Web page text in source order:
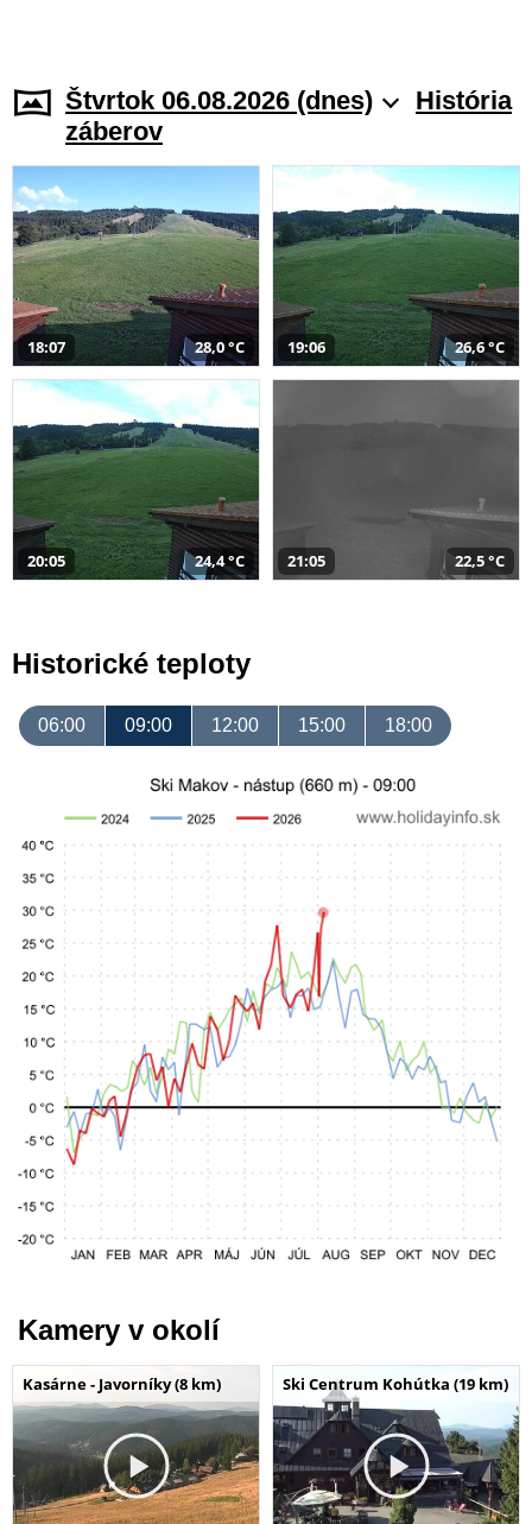
Štvrtok 06.08.2026 (dnes)
História
záberov
18:07 28,0 °C 19:06 26,6 °C
20:05 24,4 °C 21:05 22,5 °C
Historické teploty
06:00 09:00 12:00 15:00 18:00
Kamery v okolí
Kasárne - Javorníky (8 km) Ski Centrum Kohútka (19 km)